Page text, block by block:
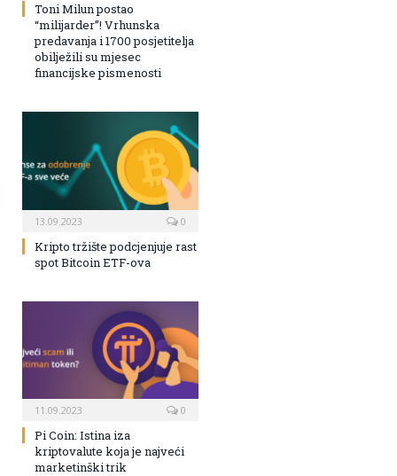
Toni Milun postao
“milijarder”! Vrhunska
predavanja i 1700 posjetitelja
obilježili su mjesec
financijske pismenosti
13.09.2023 0
Kripto tržište podcjenjuje rast
spot Bitcoin ETF-ova
11.09.2023 0
Pi Coin: Istina iza
kriptovalute koja je najveći
marketinški trik